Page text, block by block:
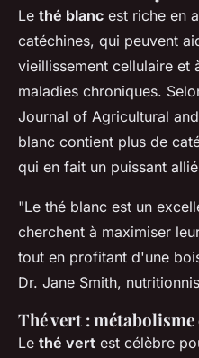
Le thé blanc est riche en
catéchines, qui peuvent
vieillissement cellulaire et
maladies chroniques.
Journal of Agricultural
blanc contient plus de
qui en fait un puissant
"Le thé blanc est un
cherchent à maximiser
tout en profitant d'une
Dr. Jane Smith,
Thé vert : métabolisme
Le thé vert est célèbre